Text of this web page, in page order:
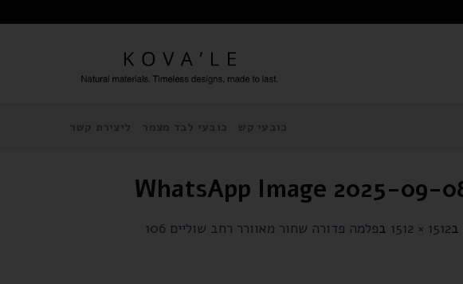
WhatsApp Image 2025-09-
ב1512 × 1512 בפלמה פדורה שחור מאוורר רחב שוליים 106